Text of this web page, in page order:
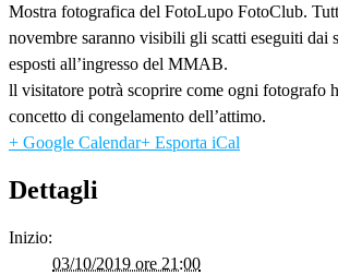
Mostra fotografica del FotoLupo FotoClub.
novembre saranno visibili gli scatti eseguiti dai
esposti all’ingresso del MMAB.
ll visitatore potrà scoprire come ogni fotografo
concetto di congelamento dell’attimo.
+ Google Calendar+ Esporta iCal
Dettagli
Inizio:
03/10/2019 ore 21:00